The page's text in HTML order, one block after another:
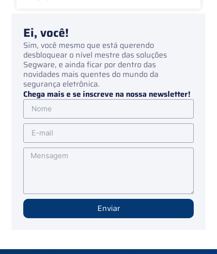
Ei, você!
Sim, você mesmo que está querendo
desbloquear o nível mestre das soluções
Segware, e ainda ficar por dentro das
novidades mais quentes do mundo da
segurança eletrônica.
Chega mais e se inscreve na nossa newsletter!
Enviar